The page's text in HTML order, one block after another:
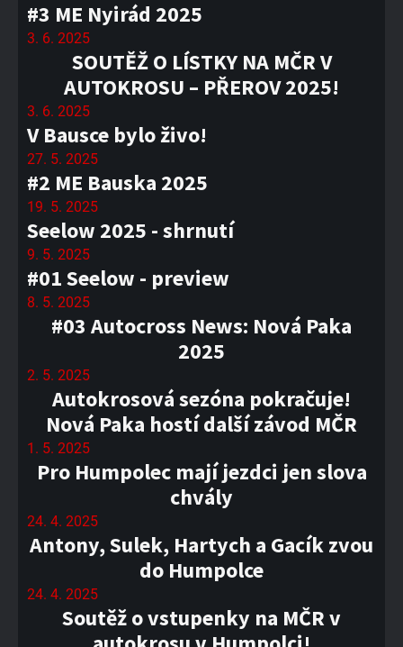
#3 ME Nyirád 2025
3. 6. 2025
SOUTĚŽ O LÍSTKY NA MČR V
AUTOKROSU – PŘEROV 2025!
3. 6. 2025
V Bausce bylo živo!
27. 5. 2025
#2 ME Bauska 2025
19. 5. 2025
Seelow 2025 - shrnutí
9. 5. 2025
#01 Seelow - preview
8. 5. 2025
#03 Autocross News: Nová Paka
2025
2. 5. 2025
Autokrosová sezóna pokračuje!
Nová Paka hostí další závod MČR
1. 5. 2025
Pro Humpolec mají jezdci jen slova
chvály
24. 4. 2025
Antony, Sulek, Hartych a Gacík zvou
do Humpolce
24. 4. 2025
Soutěž o vstupenky na MČR v